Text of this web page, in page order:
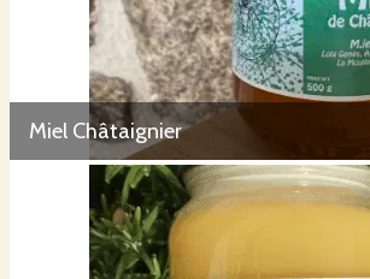
Miel Châtaignier